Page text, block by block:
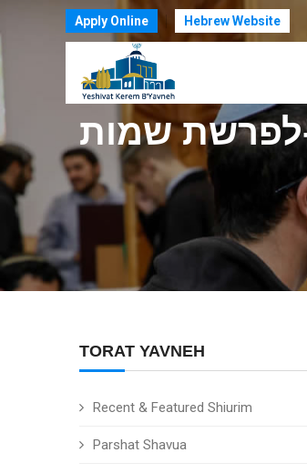
Apply Online Hebrew Website
שמות
TORAT YAVNEH
Recent & Featured Shiurim
Parshat Shavua